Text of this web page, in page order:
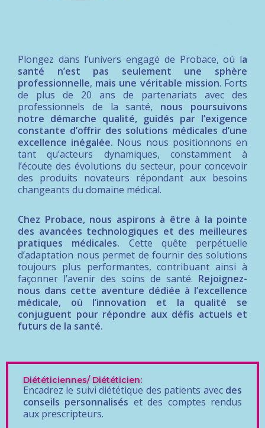
Plongez dans l’univers engagé de Probace, où la
santé n’est pas seulement une sphère
professionnelle, mais une véritable mission. Forts
de plus de 20 ans de partenariats avec des
professionnels de la santé, nous poursuivons
notre démarche qualité, guidés par l’exigence
constante d’offrir des solutions médicales d’une
excellence inégalée. Nous nous positionnons en
tant qu’acteurs dynamiques, constamment à
l’écoute des évolutions du secteur, pour concevoir
des produits novateurs répondant aux besoins
changeants du domaine médical.
Chez Probace, nous aspirons à être à la pointe
des avancées technologiques et des meilleures
pratiques médicales. Cette quête perpétuelle
d’adaptation nous permet de fournir des solutions
toujours plus performantes, contribuant ainsi à
façonner l’avenir des soins de santé. Rejoignez-
nous dans cette aventure dédiée à l’excellence
médicale, où l’innovation et la qualité se
conjuguent pour répondre aux défis actuels et
futurs de la santé.
Diététiciennes/ Diététicien:
Encadrez le suivi diététique des patients avec des
conseils personnalisés et des comptes rendus
aux prescripteurs.